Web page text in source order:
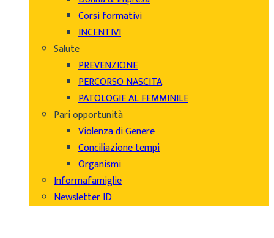
Corsi formativi
INCENTIVI
Salute
PREVENZIONE
PERCORSO NASCITA
PATOLOGIE AL FEMMINILE
Pari opportunità
Violenza di Genere
Conciliazione tempi
Organismi
Informafamiglie
Newsletter ID